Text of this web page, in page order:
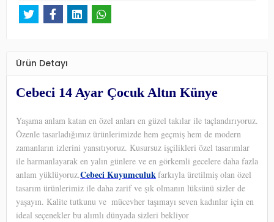
Ürün Detayı
Cebeci 14 Ayar Çocuk Altın Künye
Yaşama anlam katan en özel anları en güzel takılar ile taçlandırıyoruz.
Özenle tasarladığımız ürünlerimizde hem geçmiş hem de modern
zamanların izlerini yansıtıyoruz. Kusursuz işçilikleri özel tasarımlar
ile harmanlayarak en yalın günlere ve en görkemli gecelere daha fazla
anlam yüklüyoruz.Cebeci Kuyumculukfarkıyla üretilmiş olan özel
tasarım ürünlerimiz ile daha zarif ve şık olmanın lüksünü sizler de
yaşayın. Kalite tutkunu ve mücevher taşımayı seven kadınlar için en
ideal seçenekler bu alımlı dünyada sizleri bekliyor